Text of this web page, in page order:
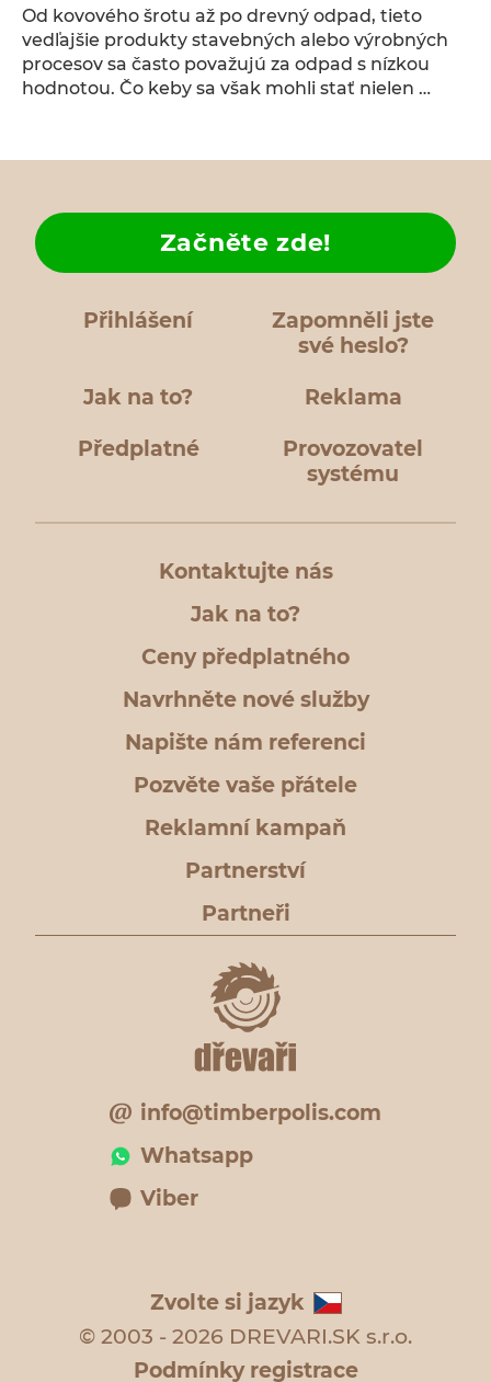
Od kovového šrotu až po drevný odpad, tieto
vedľajšie produkty stavebných alebo výrobných
procesov sa často považujú za odpad s nízkou
hodnotou. Čo keby sa však mohli stať nielen …
Přihlášení
Zapomněli jste
své heslo?
Jak na to?
Začněte zde!
Reklama
Předplatné
Provozovatel
systému
Kontaktujte nás
Jak na to?
Ceny předplatného
Navrhněte nové služby
Napište nám referenci
Pozvěte vaše přátele
Reklamní kampaň
Partnerství
Partneři
info@timberpolis.com
Whatsapp
Viber
Zvolte si jazyk
© 2003 - 2026 DREVARI.SK s.r.o.
Podmínky registrace